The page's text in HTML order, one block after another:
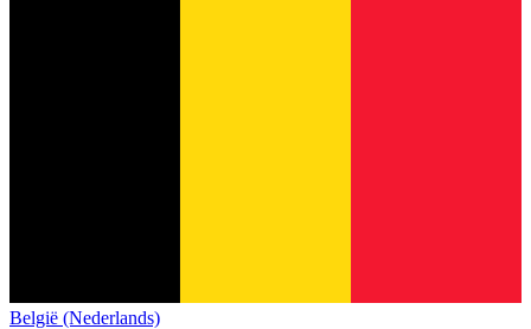
België (Nederlands)